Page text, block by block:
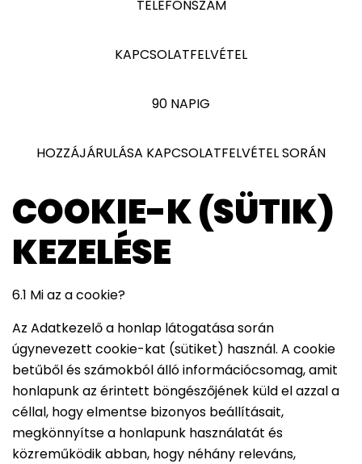
TELEFONSZÁM
KAPCSOLATFELVÉTEL
90 NAPIG
HOZZÁJÁRULÁSA KAPCSOLATFELVÉTEL SORÁN
COOKIE-K (SÜTIK)
KEZELÉSE
6.1 Mi az a cookie?
Az Adatkezelő a honlap látogatása során
úgynevezett cookie-kat (sütiket) használ. A cookie
betűből és számokból álló információcsomag, amit
honlapunk az érintett böngészőjének küld el azzal a
céllal, hogy elmentse bizonyos beállításait,
megkönnyítse a honlapunk használatát és
közreműködik abban, hogy néhány releváns,